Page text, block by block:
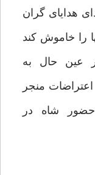
هدایای گران
را خاموش کند
عین حال به
منجر
حضور شاه در